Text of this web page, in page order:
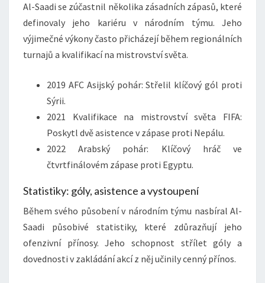
Al-Saadi se zúčastnil několika zásadních zápasů, které
definovaly jeho kariéru v národním týmu. Jeho
výjimečné výkony často přicházejí během regionálních
turnajů a kvalifikací na mistrovství světa.
2019 AFC Asijský pohár: Střelil klíčový gól proti
Sýrii.
2021 Kvalifikace na mistrovství světa FIFA:
Poskytl dvě asistence v zápase proti Nepálu.
2022 Arabský pohár: Klíčový hráč ve
čtvrtfinálovém zápase proti Egyptu.
Statistiky: góly, asistence a vystoupení
Během svého působení v národním týmu nasbíral Al-
Saadi působivé statistiky, které zdůrazňují jeho
ofenzivní přínosy. Jeho schopnost střílet góly a
dovednosti v zakládání akcí z něj učinily cenný přínos.